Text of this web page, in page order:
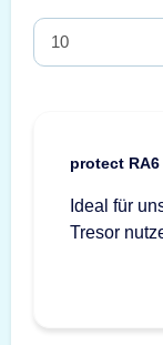
protect RA6
Ideal für
Tresor